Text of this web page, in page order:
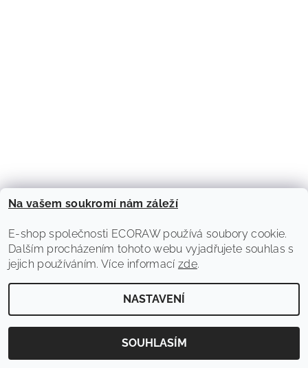
Oficiální web ECORAW
Oficiální web Heatsys - podlahové systémy
2026 © E-shop ECORAW s.r.o., všechna práva vyhrazena
Vytvořil Shoptet
Na vašem soukromí nám záleží
E-shop společnosti ECORAW používá soubory cookie.
Dalším procházením tohoto webu vyjadřujete souhlas s
jejich používáním. Více informací zde.
NASTAVENÍ
SOUHLASÍM